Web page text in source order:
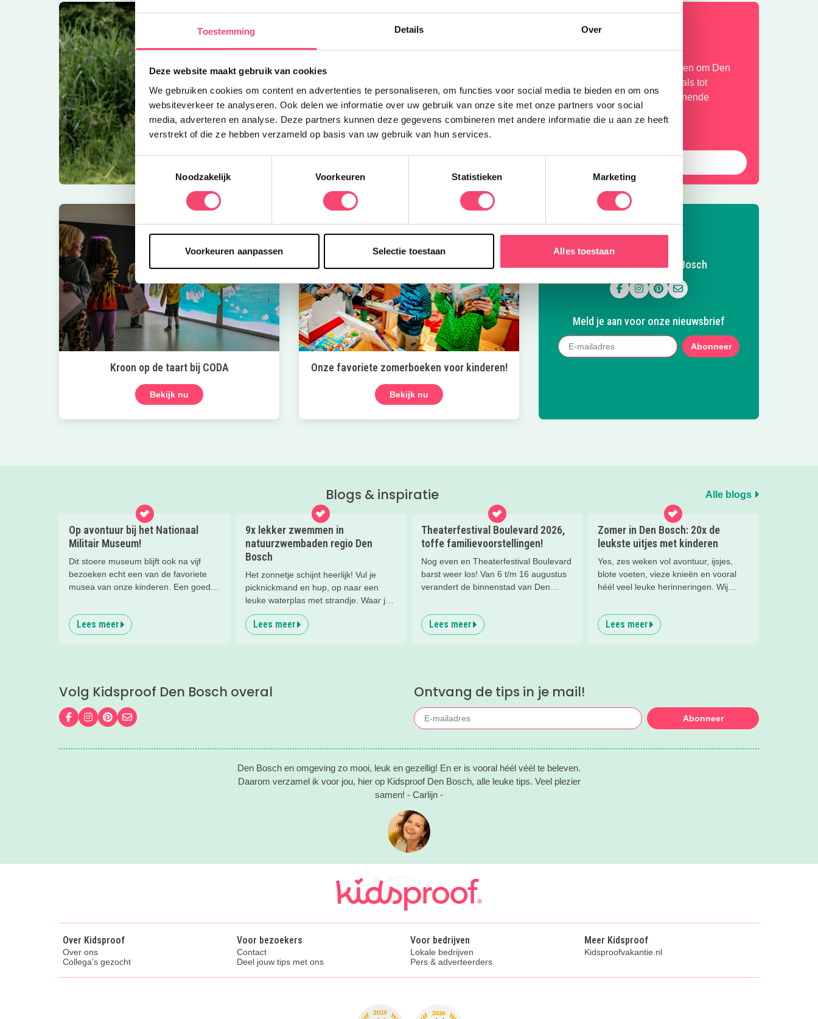
Toestemming Details Over
Deze website maakt gebruik van cookies
We gebruiken cookies om content en advertenties te personaliseren, om functies voor social media te bieden en om ons
websiteverkeer te analyseren. Ook delen we informatie over uw gebruik van onze site met onze partners voor social
media, adverteren en analyse. Deze partners kunnen deze gegevens combineren met andere informatie die u aan ze heeft
verstrekt of die ze hebben verzameld op basis van uw gebruik van hun services.
Toestemmingsselectie
Noodzakelijk
Voorkeuren Statistieken Marketing
Voorkeuren aanpassen Selectie toestaan Alles toestaan
Ontdek de leukste gezinsuitjes in en om Den
Bosch: van kindvriendelijke festivals tot
verkoelende speeltuinen en spannende
wandelroutes!
Kroon op de taart bij CODA
Bekijk nu
Onze favoriete zomerboeken voor kinderen!
Bekijk nu
Volg Kidsproof Den Bosch
Volg ons op Facebook
Volg ons op Instagram
Volg ons op Pinterest
Mail ons
Meld je aan voor onze nieuwsbrief
Abonneer
Blogs & inspiratie Alle blogs
Op avontuur bij het Nationaal
Militair Museum!
Dit stoere museum blijft ook na vijf
bezoeken echt een van de favoriete
musea van onze kinderen. Een goede
ze zo leuk vinden aan het NMM. ‘De
mega coole vliegtuigen overal’, ‘de
stormbaan buiten’, ‘de Xplore’ en het
Lees meer
9x lekker zwemmen in
natuurzwembaden regio Den
Bosch
Het zonnetje schijnt heerlijk! Vul je
picknickmand en hup, op naar een
leuke waterplas met strandje. Waar je
lekker kunt spelen en zwemmen met
het hele gezin. In het water, op het
Lees meer
Theaterfestival Boulevard 2026,
toffe familievoorstellingen!
Nog even en Theaterfestival Boulevard
barst weer los! Van 6 t/m 16 augustus
verandert de binnenstad van Den
jeugdvoorstellingen, creatieve
workshops, straattheater en het
gezellige familieplein IK MAAK MEE.
de festivaldag die het beste bij jullie
Lees meer
Zomer in Den Bosch: 20x de
leukste uitjes met kinderen
Yes, zes weken vol avontuur, ijsjes,
blote voeten, vieze knieën en vooral
héél veel leuke herinneringen. Wij
zomertips, een gratis bucketlist én zelfs
een exclusieve Kidsproof-deal voor je
verzameld.
Lees meer
Volg Kidsproof Den Bosch overal
Volg ons op Facebook
Volg ons op Instagram
Volg ons op Pinterest
Mail ons
Ontvang de tips in je mail!
Abonneer
Den Bosch en omgeving zo mooi, leuk en gezellig! En er is vooral héél véél te beleven.
Daarom verzamel ik voor jou, hier op Kidsproof Den Bosch, alle leuke tips. Veel plezier
samen! - Carlijn -
Over Kidsproof
Over ons
Collega's gezocht
Voor bezoekers
Contact
Deel jouw tips met ons
Voor bedrijven
Lokale bedrijven
Pers & adverteerders
Meer Kidsproof
Kidsproofvakantie.nl